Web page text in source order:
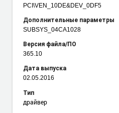
PCI\VEN_10DE&DEV_0DF5
Дополнительные параметры
SUBSYS_04CA1028
Версия файла/ПО
365.10
Дата выпуска
02.05.2016
Тип
драйвер